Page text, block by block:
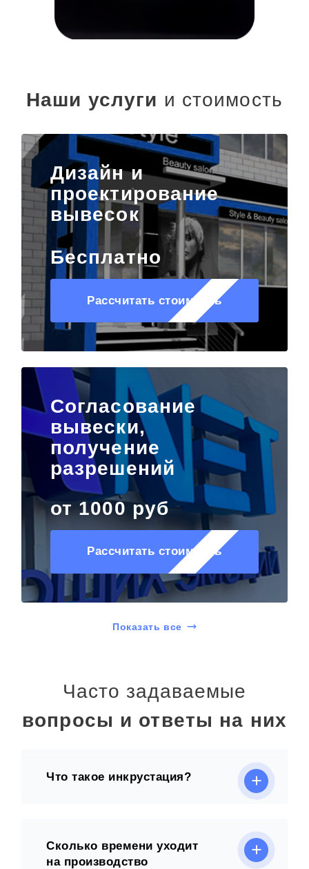
Наши услуги и стоимость
Дизайн и
проектирование
вывесок
Бесплатно
Рассчитать стоимость
Согласование
вывески,
получение
разрешений
от 1000 руб
Рассчитать стоимость
Показать все
Часто задаваемые
вопросы и ответы на них
Что такое инкрустация?
Сколько времени уходит
на производство